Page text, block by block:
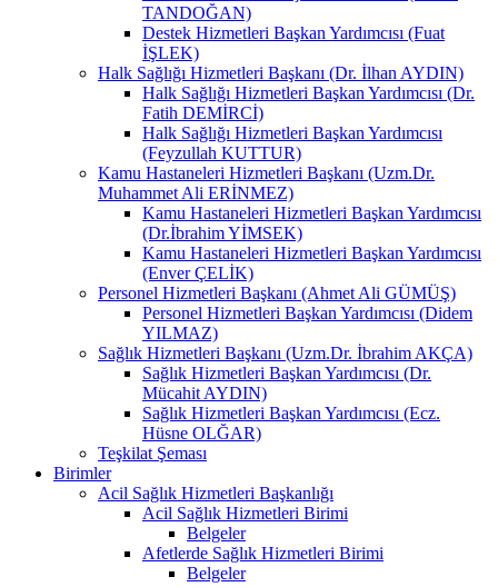
TANDOĞAN)
Destek Hizmetleri Başkan Yardımcısı (Fuat
İŞLEK)
Halk Sağlığı Hizmetleri Başkanı (Dr. İlhan AYDIN)
Halk Sağlığı Hizmetleri Başkan Yardımcısı (Dr.
Fatih DEMİRCİ)
Halk Sağlığı Hizmetleri Başkan Yardımcısı
(Feyzullah KUTTUR)
Kamu Hastaneleri Hizmetleri Başkanı (Uzm.Dr.
Muhammet Ali ERİNMEZ)
Kamu Hastaneleri Hizmetleri Başkan Yardımcısı
(Dr.İbrahim YİMSEK)
Kamu Hastaneleri Hizmetleri Başkan Yardımcısı
(Enver ÇELİK)
Personel Hizmetleri Başkanı (Ahmet Ali GÜMÜŞ)
Personel Hizmetleri Başkan Yardımcısı (Didem
YILMAZ)
Sağlık Hizmetleri Başkanı (Uzm.Dr. İbrahim AKÇA)
Sağlık Hizmetleri Başkan Yardımcısı (Dr.
Mücahit AYDIN)
Sağlık Hizmetleri Başkan Yardımcısı (Ecz.
Hüsne OLĞAR)
Teşkilat Şeması
Birimler
Acil Sağlık Hizmetleri Başkanlığı
Acil Sağlık Hizmetleri Birimi
Belgeler
Afetlerde Sağlık Hizmetleri Birimi
Belgeler